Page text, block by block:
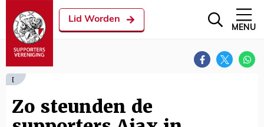
Lid Worden
MENU
[
Zo steunden de